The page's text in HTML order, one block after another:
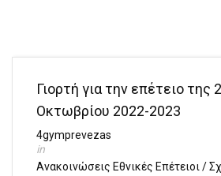
Γιορτή για την επέτειο της
Οκτωβρίου 2022-2023
4gymprevezas
Ανακοινώσεις Εθνικές Επέτειοι /